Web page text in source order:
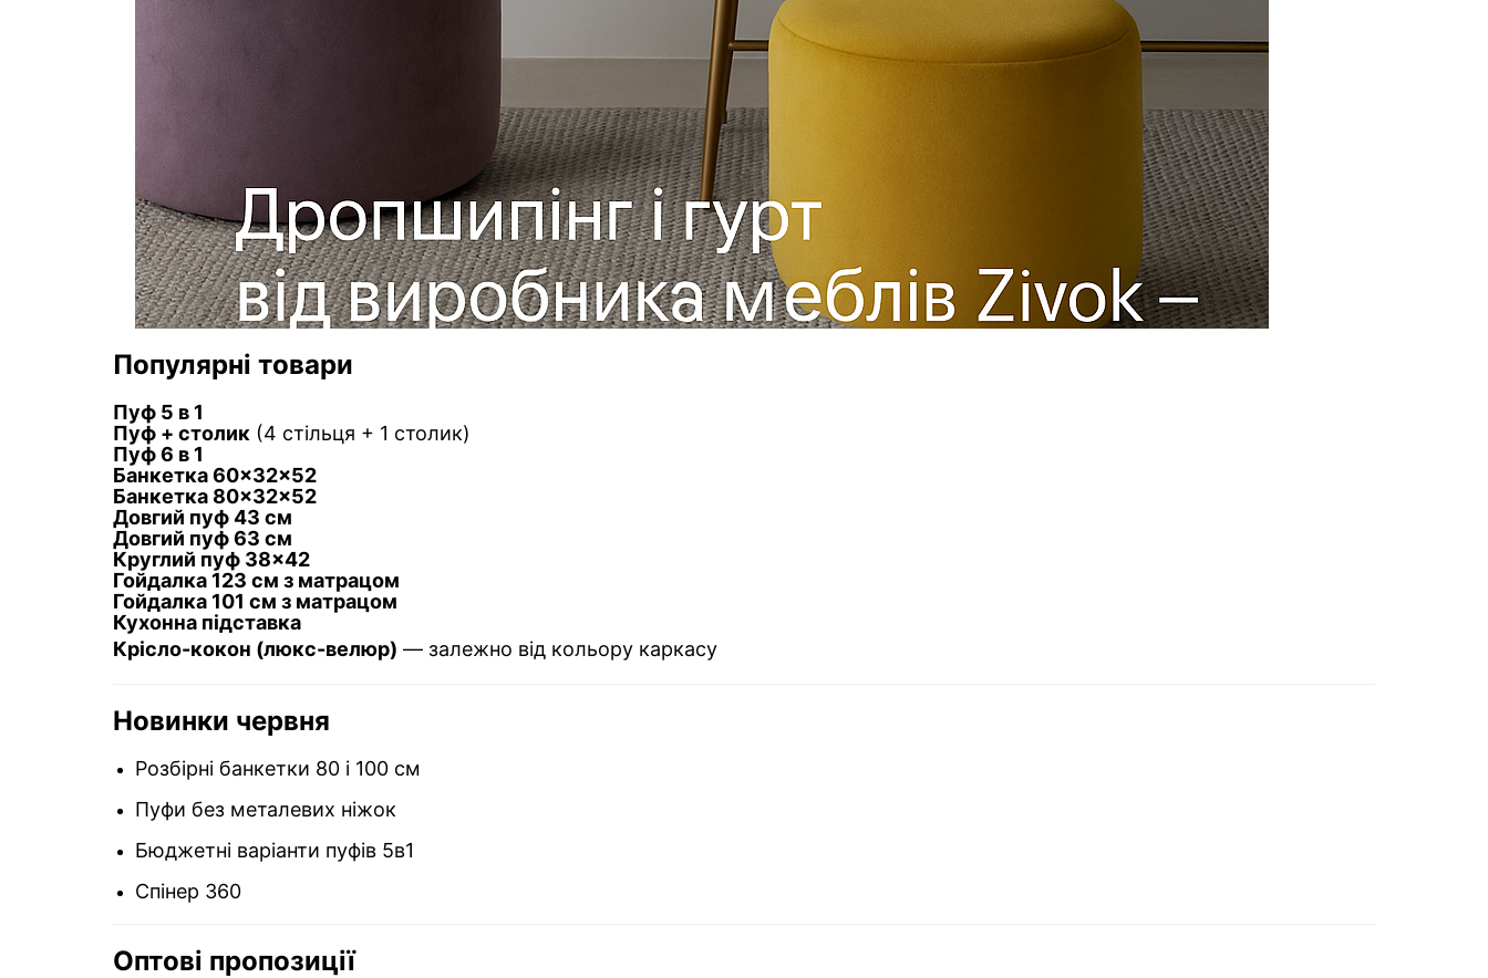
Популярні товари
Пуф 5 в 1
Пуф + столик (4 стільця + 1 столик)
Пуф 6 в 1
Банкетка 60×32×52
Банкетка 80×32×52
Довгий пуф 43 см
Довгий пуф 63 см
Круглий пуф 38×42
Гойдалка 123 см з матрацом
Гойдалка 101 см з матрацом
Кухонна підставка
Крісло-кокон (люкс-велюр) — залежно від кольору каркасу
Новинки червня
Розбірні банкетки 80 і 100 см
Пуфи без металевих ніжок
Бюджетні варіанти пуфів 5в1
Спінер 360
Оптові пропозиції